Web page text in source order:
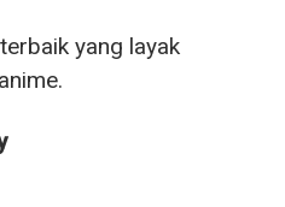
terbaik yang layak